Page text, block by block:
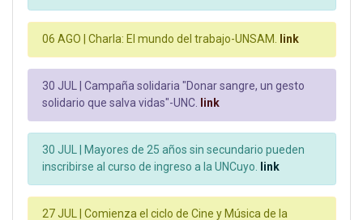
06 AGO | Charla: El mundo del trabajo-UNSAM. link
30 JUL | Campaña solidaria "Donar sangre, un gesto
solidario que salva vidas"-UNC. link
30 JUL |
Mayores de 25 años sin secundario pueden
inscribirse al curso de ingreso a la UNCuyo. link
27 JUL | Comienza el ciclo de Cine y Música de la